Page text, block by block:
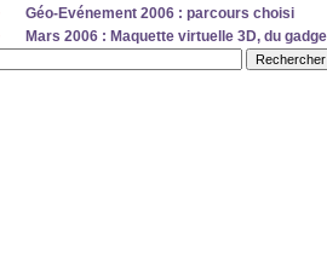
Géo-Evénement 2006 : parcours choisi
Mars 2006 : Maquette virtuelle 3D, du